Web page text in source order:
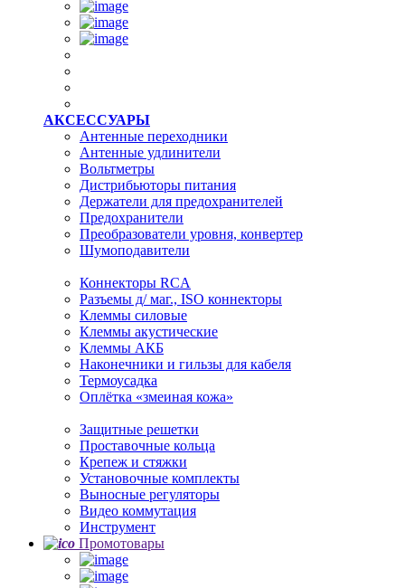
АКСЕССУАРЫ
Антенные переходники
Антенные удлинители
Вольтметры
Дистрибьюторы питания
Держатели для предохранителей
Предохранители
Преобразователи уровня, конвертер
Шумоподавители
Коннекторы RCA
Разъемы д/ маг., ISO коннекторы
Клеммы силовые
Клеммы акустические
Клеммы АКБ
Наконечники и гильзы для кабеля
Термоусадка
Оплётка «змеиная кожа»
Защитные решетки
Проставочные кольца
Крепеж и стяжки
Установочные комплекты
Выносные регуляторы
Видео коммутация
Инструмент
Промотовары